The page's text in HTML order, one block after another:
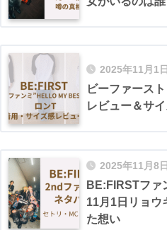
2025年11月1日
ビーファース
レビュー＆サイ
2025年11月8日
BE:FIRSTファ
11月1日リョウ
た想い